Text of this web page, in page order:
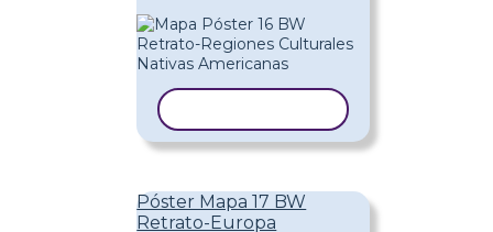
Póster Mapa 17 BW
Retrato-Europa